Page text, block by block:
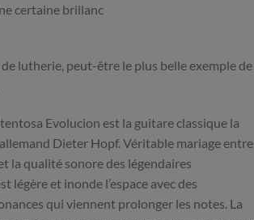
certaine brillanc
lutherie, peut-être le plus belle exemple de
Evolucion est la guitare classique la
Dieter Hopf. Véritable mariage entre
la qualité sonore des légendaires
légère et inonde l’espace avec des
qui viennent prolonger les notes. La